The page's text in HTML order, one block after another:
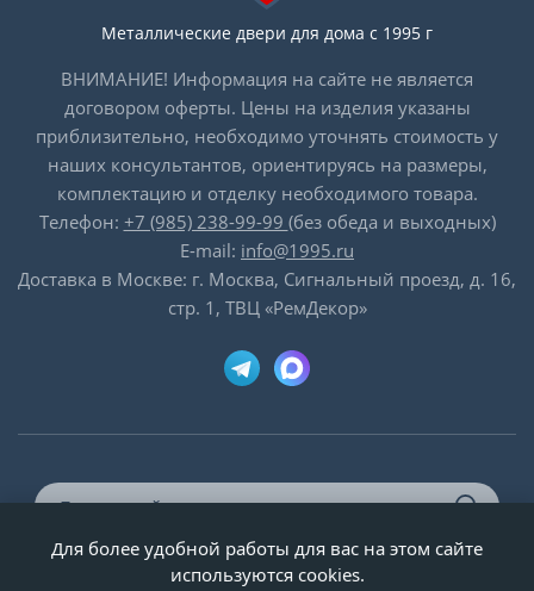
Металлические двери для дома с 1995 г
ВНИМАНИЕ! Информация на сайте не является
договором оферты. Цены на изделия указаны
приблизительно, необходимо уточнять стоимость у
наших консультантов, ориентируясь на размеры,
комплектацию и отделку необходимого товара.
Телефон: +7 (985) 238-99-99 (без обеда и выходных)
E-mail: info@1995.ru
Доставка в Москве: г. Москва, Сигнальный проезд, д. 16,
стр. 1, ТВЦ «РемДекор»
© ООО «Двери-и-точка», ИНН 5020092947, 1995-2026 г.
Для более удобной работы для вас на этом сайте
используются cookies.